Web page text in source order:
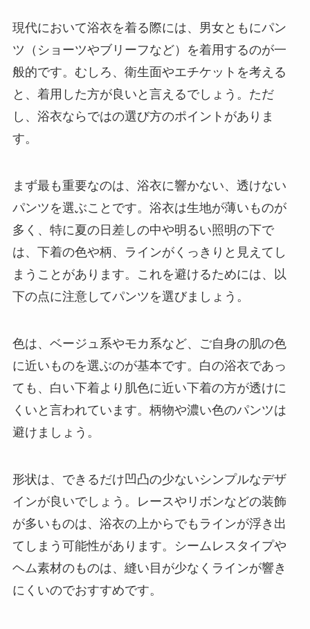
現代において浴衣を着る際には、男女ともにパン
ツ（ショーツやブリーフなど）を着用するのが一
般的です。むしろ、衛生面やエチケットを考える
と、着用した方が良いと言えるでしょう。ただ
し、浴衣ならではの選び方のポイントがありま
す。
まず最も重要なのは、浴衣に響かない、透けない
パンツを選ぶことです。浴衣は生地が薄いものが
多く、特に夏の日差しの中や明るい照明の下で
は、下着の色や柄、ラインがくっきりと見えてし
まうことがあります。これを避けるためには、以
下の点に注意してパンツを選びましょう。
色は、ベージュ系やモカ系など、ご自身の肌の色
に近いものを選ぶのが基本です。白の浴衣であっ
ても、白い下着より肌色に近い下着の方が透けに
くいと言われています。柄物や濃い色のパンツは
避けましょう。
形状は、できるだけ凹凸の少ないシンプルなデザ
インが良いでしょう。レースやリボンなどの装飾
が多いものは、浴衣の上からでもラインが浮き出
てしまう可能性があります。シームレスタイプや
ヘム素材のものは、縫い目が少なくラインが響き
にくいのでおすすめです。